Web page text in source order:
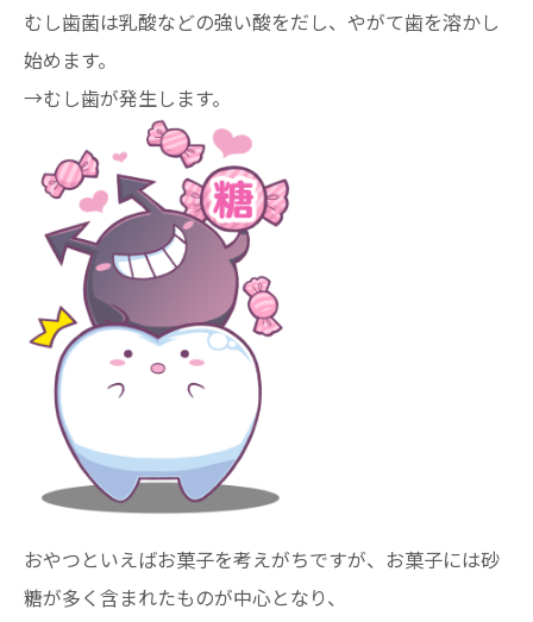
むし歯菌は乳酸などの強い酸をだし、やがて歯を溶かし
始めます。
→むし歯が発生します。
おやつといえばお菓子を考えがちですが、お菓子には砂
糖が多く含まれたものが中心となり、